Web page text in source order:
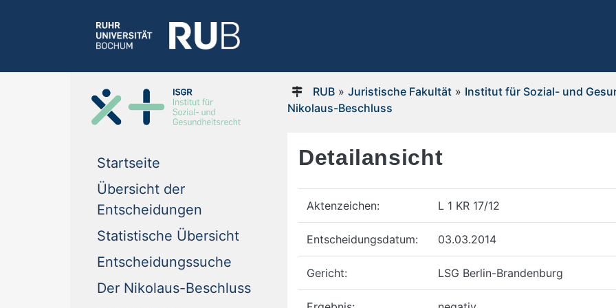
Startseite
Übersicht der
Entscheidungen
Statistische Übersicht
Entscheidungssuche
Der Nikolaus-Beschluss
RUB» Juristische Fakultät» Institut für Sozial- und
Nikolaus-Beschluss
Detailansicht
Aktenzeichen: L 1 KR 17/12
Entscheidungsdatum: 03.03.2014
Gericht: LSG Berlin-Brandenburg